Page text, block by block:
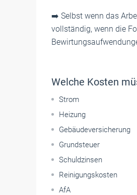
➡️ Selbst wenn das
vollständig, wenn die
Welche Kosten
Strom
Heizung
Gebäudeversicherung
Grundsteuer
Schuldzinsen
Reinigungskosten
AfA